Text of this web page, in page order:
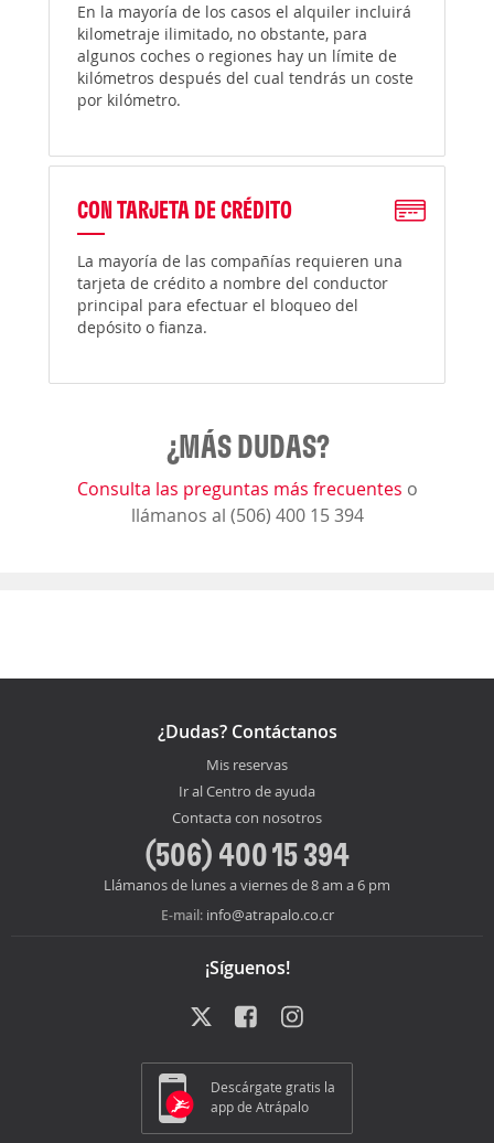
En la mayoría de los casos el alquiler incluirá
kilometraje ilimitado, no obstante, para
algunos coches o regiones hay un límite de
kilómetros después del cual tendrás un coste
por kilómetro.
CON TARJETA DE CRÉDITO
La mayoría de las compañías requieren una
tarjeta de crédito a nombre del conductor
principal para efectuar el bloqueo del
depósito o fianza.
¿MÁS DUDAS?
Consulta las preguntas más frecuentes o
llámanos al (506) 400 15 394
¿Dudas? Contáctanos
Mis reservas
Ir al Centro de ayuda
Contacta con nosotros
(506) 400 15 394
Llámanos de lunes a viernes de 8 am a 6 pm
E-mail: info@atrapalo.co.cr
¡Síguenos!
Descárgate gratis la
app de Atrápalo